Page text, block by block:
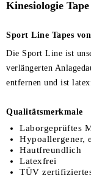
Kinesiologie
Sport Line Tapes
Die Sport Line ist
verlängerten
entfernen und ist
Qualitätsmerkmale
Laborgeprüftes
Hypoallergener,
Hautfreundlich
Latexfrei
TÜV